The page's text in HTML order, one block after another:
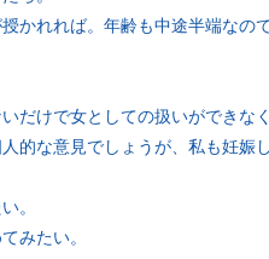
かれれば。年齢も中途半端なの
だけで女としての扱いができな
的な意見でしょうが、私も妊娠
。
みたい。